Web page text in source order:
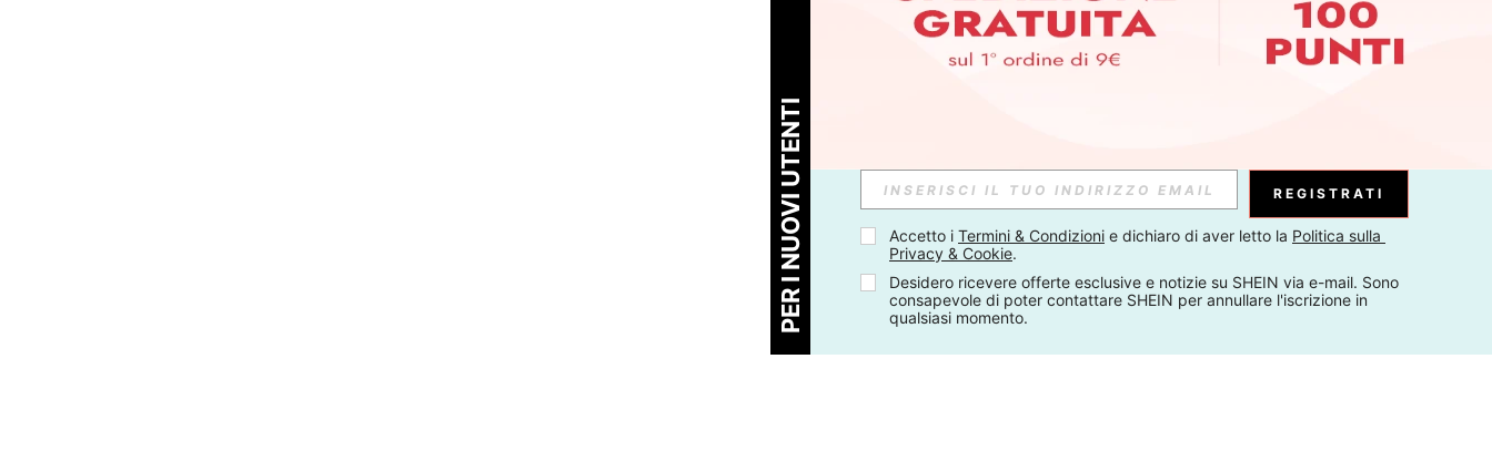
PER I NUOVI UTENTI REGISTRATI
Accetto i Termini & Condizioni e dichiaro di aver letto la Politica sulla
Privacy & Cookie.
Desidero ricevere offerte esclusive e notizie su SHEIN via e-mail. Sono
consapevole di poter contattare SHEIN per annullare l'iscrizione in
qualsiasi momento.